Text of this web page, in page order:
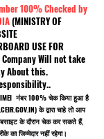
100% Checked by
(MINISTRY OF
WEBSITE
USE FOR
Company Will not take
About this.
का IMEI नंबर 100% चेक किया हुआ है
) के द्वारा चाहे तो आप
के दौरान चेक कर सकते हैं,
का जिम्मेदार नहीं रहेगा।